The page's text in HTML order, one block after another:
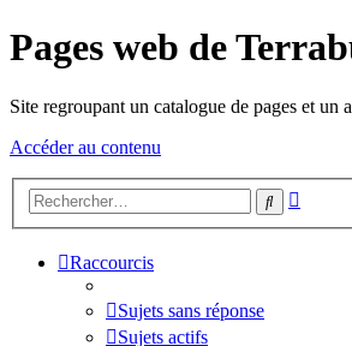
Pages web de
Site regroupant un catalogue de pages et un
Accéder au contenu
Rechercher
Raccourcis
Sujets sans réponse
Sujets actifs